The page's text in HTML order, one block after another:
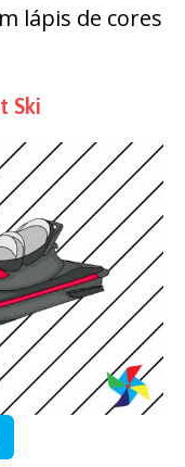
lápis de cores
Ski